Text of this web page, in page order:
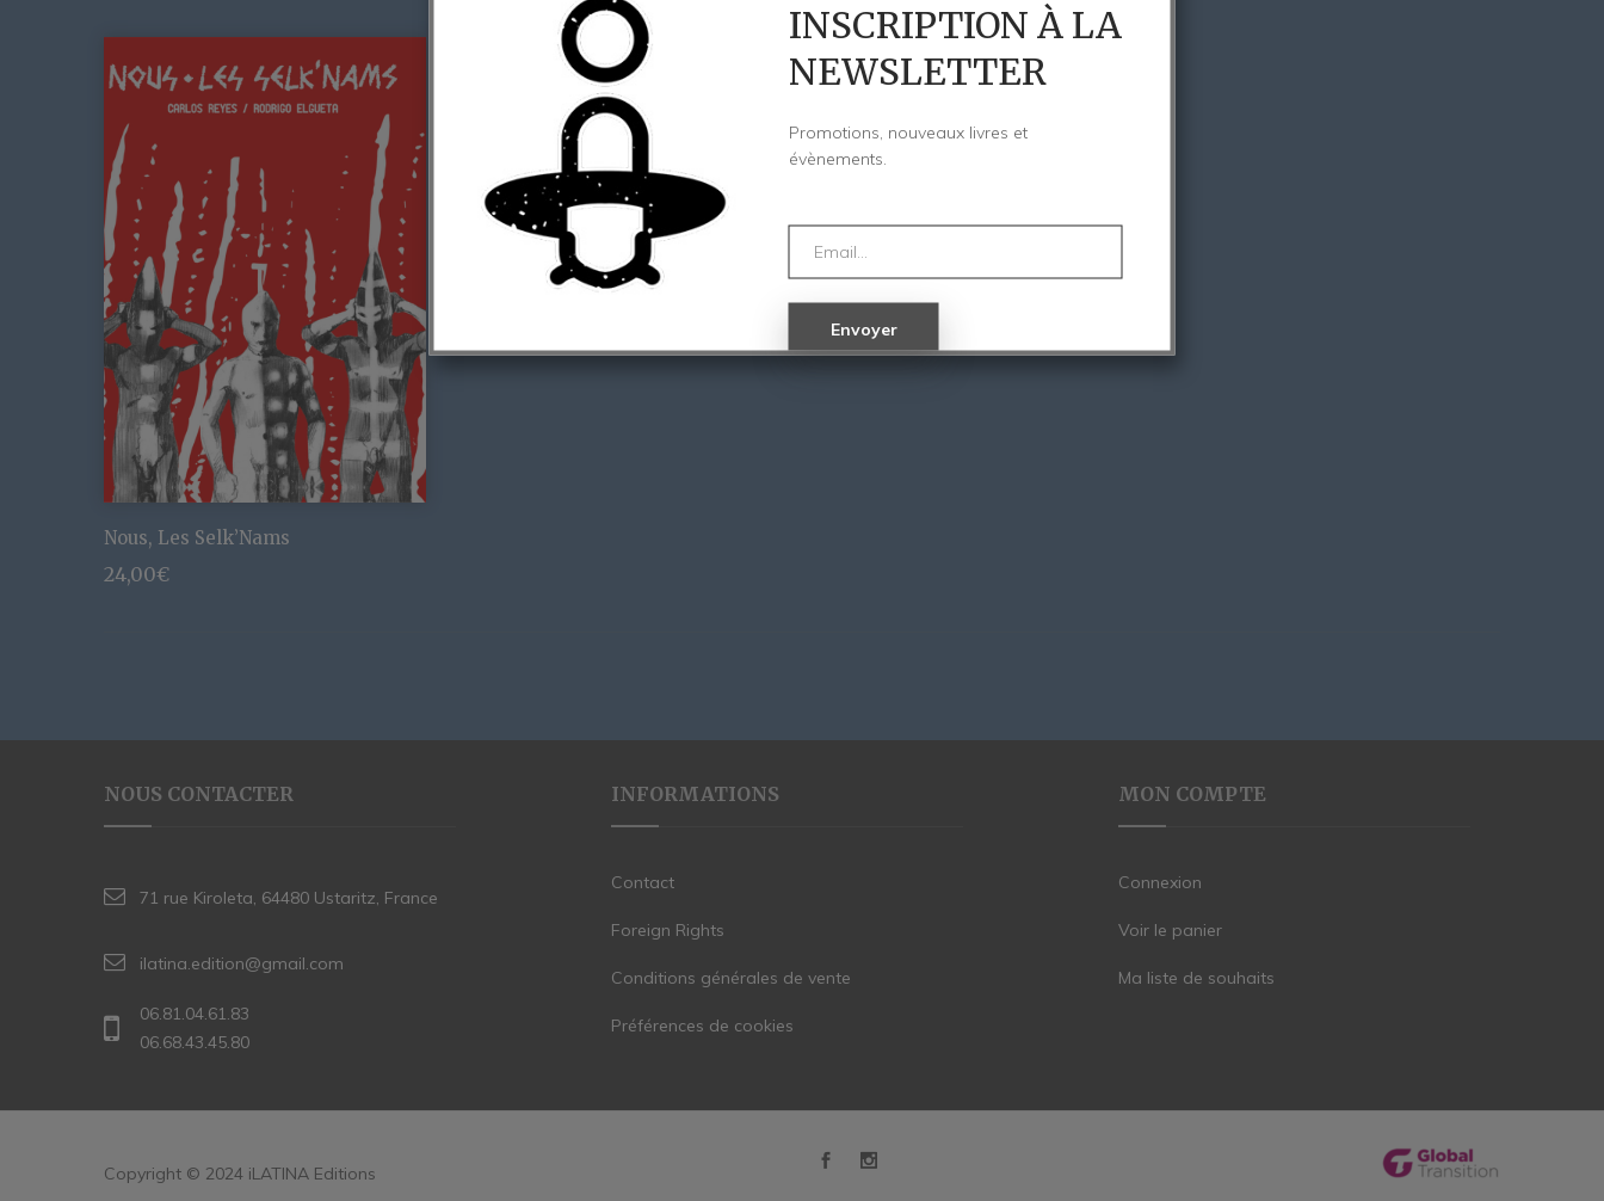
Nous, Les Selk’Nams
24,00€
NOUS CONTACTER
71 rue Kiroleta, 64480 Ustaritz, France
ilatina.edition@gmail.com
06.81.04.61.83
06.68.43.45.80
INFORMATIONS
Contact
Foreign Rights
Conditions générales de vente
Préférences de cookies
MON COMPTE
Connexion
Voir le panier
Ma liste de souhaits
Copyright © 2024 iLATINA Editions
INSCRIPTION À LA
NEWSLETTER
Promotions, nouveaux livres et
évènements.